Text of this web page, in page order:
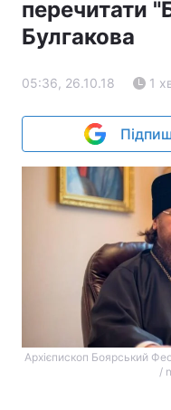
перечитати
Булгакова
05:36, 26.10.18 1
Архієпископ Боярський
/